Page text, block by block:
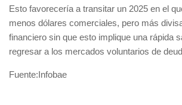
Esto favorecería a transitar un 2025 en el
menos dólares comerciales, pero más
financiero sin que esto implique una rápida
regresar a los mercados voluntarios de
Fuente:Infobae